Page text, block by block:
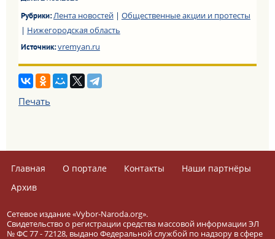
Рубрики:Лента новостей| Общественные акции и протесты
| Нижегородская область
Источник:vremyan.ru
Печать
Главная О портале Контакты
Наши партнёры
Архив
Сетевое издание «Vybor-Naroda.org».
Свидетельство о регистрации средства массовой информации ЭЛ
№ ФС 77 - 72128, выдано Федеральной службой по надзору в сфере